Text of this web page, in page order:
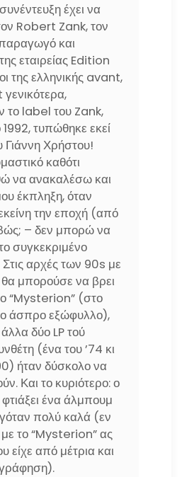
έχει να
Robert Zank, τον
και
εταιρείας Edition
της ελληνικής avant,
το label του Zank,
1992, τυπώθηκε εκεί
Γιάννη Χρήστου!
καθότι
να ανακαλέσω και
έκπληξη, όταν
την εποχή (από
– δεν μπορώ να
συγκεκριμένο
αρχές των 90s με
μπορούσε να βρει
“Mysterion” (στο
άσπρο εξώφυλλο),
δύο LP τού
(ένα του ’74 κι
ήταν δύσκολο να
Και το κυριότερο: ο
ένα άλμπουμ
πολύ καλά (εν
με το “Mysterion” ας
είχε από μέτρια και